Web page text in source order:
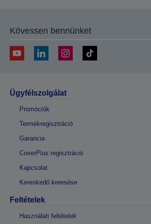
Kövessen bennünket
Ügyfélszolgálat
Promóciók
Termékregisztráció
Garancia
CoverPlus regisztráció
Kapcsolat
Kereskedő keresése
Feltételek
Használati feltételek